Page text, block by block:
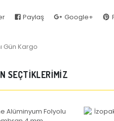
Paylaş Google+
Gün Kargo
SEÇTİKLERİMİZ